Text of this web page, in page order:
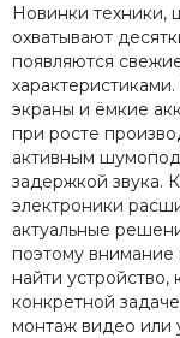
Новинки техники,
охватывают
появляются
экраны и ёмкие
при росте
активным
задержкой звука.
электроники
актуальные
поэтому
найти устройство,
конкретной
монтаж видео или